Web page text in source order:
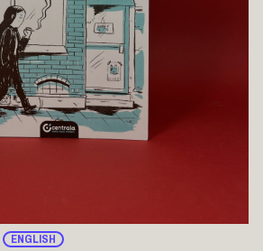
ENGLISH